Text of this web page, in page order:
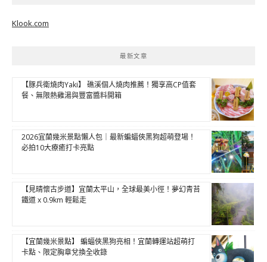
Klook.com
最新文章
【豚兵衛燒肉Yaki】 礁溪個人燒肉推薦！獨享高CP值套
餐、無限熱雞湯與豐富醬料開箱
2026宜蘭幾米景點懶人包｜最新蝙蝠俠黑狗超萌登場！
必拍10大療癒打卡亮點
【見晴懷古步道】宜蘭太平山，全球最美小徑！夢幻青苔
鐵道 x 0.9km 輕鬆走
【宜蘭幾米景點】 蝙蝠俠黑狗亮相！宜蘭轉運站超萌打
卡點、限定胸章兌換全收錄